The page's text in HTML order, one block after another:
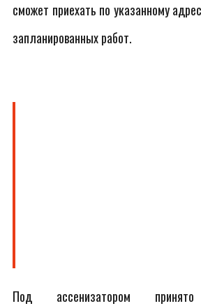
сможет приехать по указанному
запланированных работ.
Под ассенизатором принято